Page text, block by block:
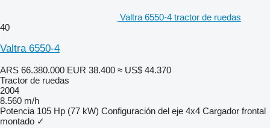
Valtra 6550-4 tractor de ruedas
40
Valtra 6550-4
ARS 66.380.000 EUR 38.400 ≈ US$ 44.370
Tractor de ruedas
2004
8.560 m/h
Potencia 105 Hp (77 kW) Configuración del eje 4x4 Cargador frontal
montado ✓